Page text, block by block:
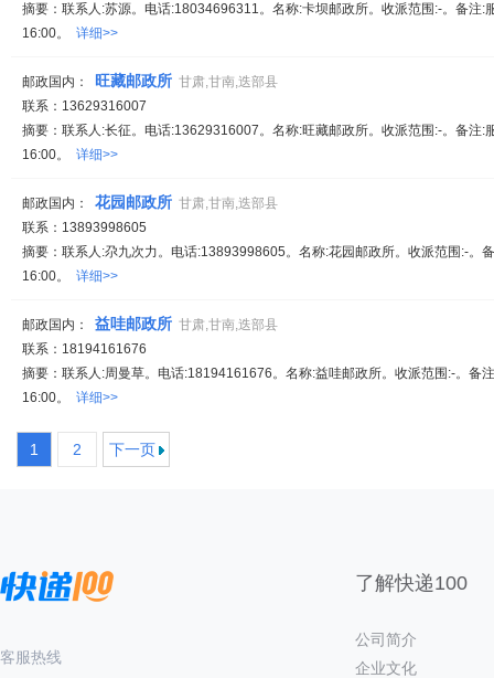
摘要：联系人:苏源。电话:18034696311。名称:卡坝邮政所。收派范围:-。备注:
16:00。 详细>>
邮政国内： 旺藏邮政所 甘肃,甘南,迭部县
联系：13629316007
摘要：联系人:长征。电话:13629316007。名称:旺藏邮政所。收派范围:-。备注:
16:00。 详细>>
邮政国内： 花园邮政所 甘肃,甘南,迭部县
联系：13893998605
摘要：联系人:尕九次力。电话:13893998605。名称:花园邮政所。收派范围:-。
16:00。 详细>>
邮政国内： 益哇邮政所 甘肃,甘南,迭部县
联系：18194161676
摘要：联系人:周曼草。电话:18194161676。名称:益哇邮政所。收派范围:-。备
16:00。 详细>>
1 2 下一页
客服热线
了解快递100
公司简介
企业文化